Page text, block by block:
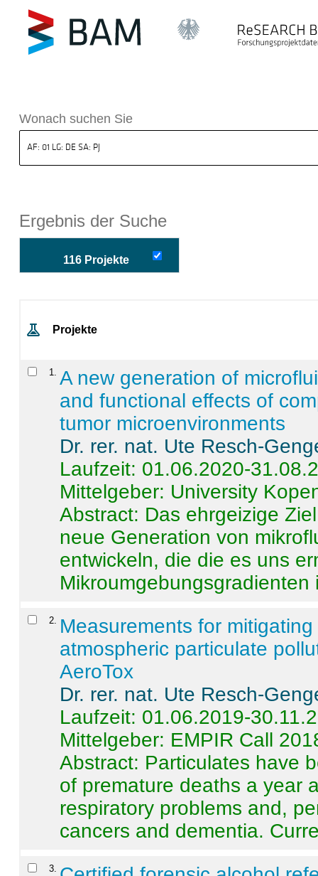
BAM
Wonach suchen Sie
Ergebnis der Suche
116 Projekte
Projekte
1
A new generation of
and functional effects of
tumor microenvironments
Dr. rer. nat. Ute Resch-
Laufzeit: 01.06.2020-
Mittelgeber: University
Abstract: Das ehrgeizige
neue Generation von
entwickeln, die die es uns
Mikroumgebungsgradienten
2
Measurements for
atmospheric particulate
AeroTox
Dr. rer. nat. Ute Resch-
Laufzeit: 01.06.2019-
Mittelgeber: EMPIR Call
Abstract: Particulates have
of premature deaths a year
respiratory problems and,
cancers and dementia.
3